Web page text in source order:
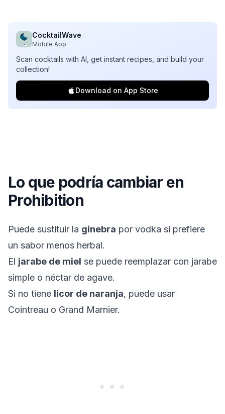
CocktailWave
Mobile App
Scan cocktails with AI, get instant recipes, and build your
collection!
Download on App Store
Lo que podría cambiar en
Prohibition
Puede sustituir la ginebra por vodka si prefiere
un sabor menos herbal.
El jarabe de miel se puede reemplazar con jarabe
simple o néctar de agave.
Si no tiene licor de naranja, puede usar
Cointreau o Grand Marnier.